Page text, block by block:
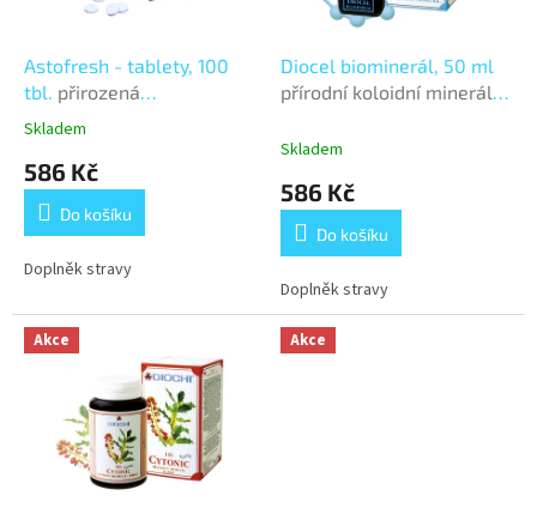
Astofresh - tablety, 100
tbl. přirozená
obranyschopnost
Průměrné
produktu
3,5
5
Skladem
586 Kč
Do košíku
Doplněk stravy
Diocel biominerál, 50 ml
přírodní koloidní minerály
Skladem
586 Kč
Do košíku
Doplněk stravy
Akce Akce